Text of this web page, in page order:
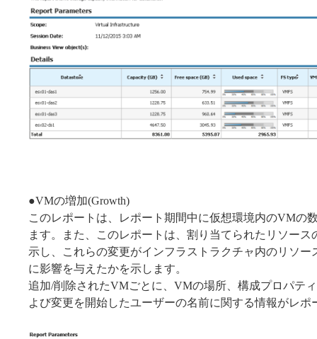
●VMの増加(Growth)
このレポートは、レポート期間中に仮想環境内のVMの
ます。また、このレポートは、割り当てられたリソー
示し、これらの変更がインフラストラクチャ内のリソ
に影響を与えたかを示します。
追加/削除されたVMごとに、VMの場所、構成プロパテ
よび変更を開始したユーザーの名前に関する情報がレポ